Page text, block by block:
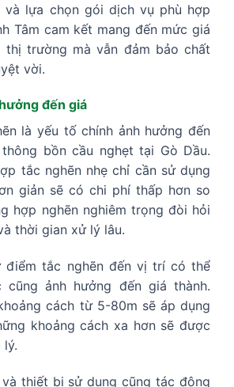
lựa chọn gói dịch vụ phù hợp
Tâm cam kết mang đến mức giá
thị trường mà vẫn đảm bảo chất
vời.
đến giá
là yếu tố chính ảnh hưởng đến
bồn cầu nghẹt tại Gò Dầu.
tắc nghẽn nhẹ chỉ cần sử dụng
giản sẽ có chi phí thấp hơn so
hợp nghẽn nghiêm trọng đòi hỏi
thời gian xử lý lâu.
điểm tắc nghẽn đến vị trí có thể
ảnh hưởng đến giá thành.
cách từ 5-80m sẽ áp dụng
khoảng cách xa hơn sẽ được
lý.
thiết bị sử dụng cũng tác động